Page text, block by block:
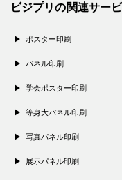
ビジプリの関連サー
ポスター印刷
パネル印刷
学会ポスター印刷
等身大パネル印刷
写真パネル印刷
展示パネル印刷